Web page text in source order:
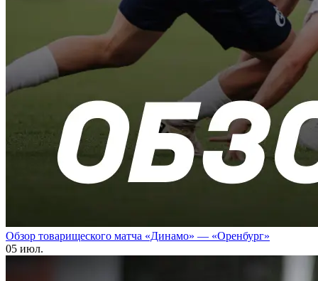
Обзор товарищеского матча «Динамо» — «Оренбург»
05 июл.